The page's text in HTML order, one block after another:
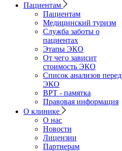
Пациентам
Пациентам
Медицинский туризм
Служба заботы о
пациентах
Этапы ЭКО
От чего зависит
стоимость ЭКО
Список анализов перед
ЭКО
ВРТ - памятка
Правовая информация
О клинике
О нас
Новости
Лицензии
Партнерам